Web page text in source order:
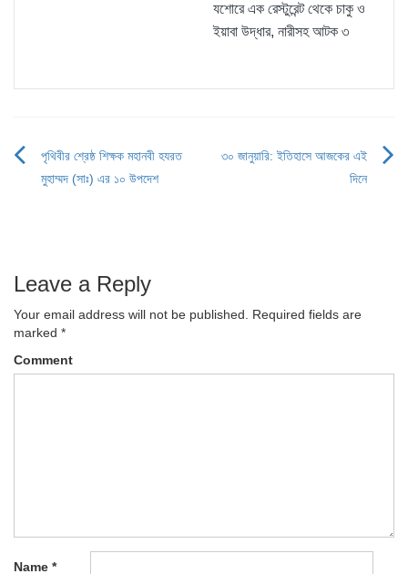
যশোরে এক রেস্টুরেন্ট থেকে চাকু ও
ইয়াবা উদ্ধার, নারীসহ আটক ৩
Post
পৃথিবীর শ্রেষ্ঠ শিক্ষক মহানবী হযরত
মুহাম্মদ (সাঃ) এর ১০ উপদেশ
৩০ জানুয়ারি: ইতিহাসে আজকের এই
দিনে
Leave a Reply
Your email address will not be published. Required fields are
marked *
Comment
Name *